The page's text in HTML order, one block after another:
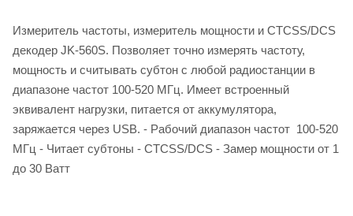
Измеритель частоты, измеритель мощности и CTCSS/DCS
декодер JK-560S. Позволяет точно измерять частоту,
мощность и считывать субтон с любой радиостанции в
диапазоне частот 100-520 МГц. Имеет встроенный
эквивалент нагрузки, питается от аккумулятора,
заряжается через USB. - Рабочий диапазон частот 100-520
МГц - Читает субтоны - CTCSS/DCS - Замер мощности от 1
до 30 Ватт